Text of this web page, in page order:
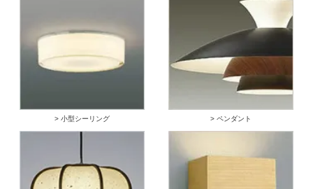
> 小型シーリング > ペンダント